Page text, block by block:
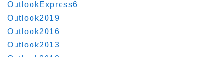
OutlookExpress6
Outlook2019
Outlook2016
Outlook2013